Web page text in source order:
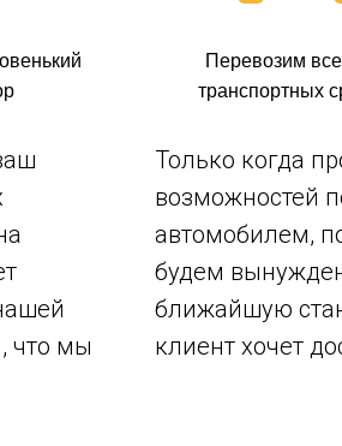
Перевозим
транспортных
что мы
Только когда
возможностей
автомобилем,
будем
ближайшую
клиент хочет